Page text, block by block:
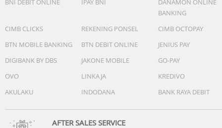
BNI DEBIT ONLINE
IPAY BNI
DANAMON ONLINE
BANKING
CIMB CLICKS
REKENING PONSEL
CIMB OCTOPAY
BTN MOBILE BANKING
BTN DEBIT ONLINE
JENIUS PAY
DIGIBANK BY DBS
JAKONE MOBILE
GO-PAY
OVO
LINKAJA
KREDIVO
AKULAKU
INDODANA BANK RAYA DEBIT
AFTER SALES SERVICE